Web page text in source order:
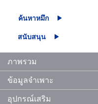
ค้นหาหมึก
สนับสนุน
ภาพรวม
ข้อมูลจำเพาะ
อุปกรณ์เสริม